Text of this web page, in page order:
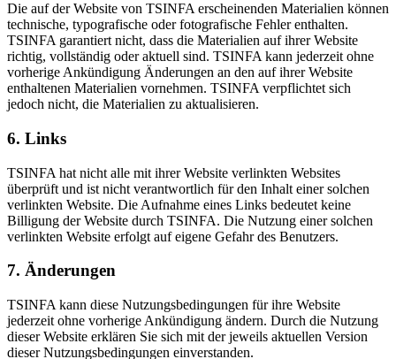
Die auf der Website von TSINFA erscheinenden Materialien können
technische, typografische oder fotografische Fehler enthalten.
TSINFA garantiert nicht, dass die Materialien auf ihrer Website
richtig, vollständig oder aktuell sind. TSINFA kann jederzeit ohne
vorherige Ankündigung Änderungen an den auf ihrer Website
enthaltenen Materialien vornehmen. TSINFA verpflichtet sich
jedoch nicht, die Materialien zu aktualisieren.
6. Links
TSINFA hat nicht alle mit ihrer Website verlinkten Websites
überprüft und ist nicht verantwortlich für den Inhalt einer solchen
verlinkten Website. Die Aufnahme eines Links bedeutet keine
Billigung der Website durch TSINFA. Die Nutzung einer solchen
verlinkten Website erfolgt auf eigene Gefahr des Benutzers.
7. Änderungen
TSINFA kann diese Nutzungsbedingungen für ihre Website
jederzeit ohne vorherige Ankündigung ändern. Durch die Nutzung
dieser Website erklären Sie sich mit der jeweils aktuellen Version
dieser Nutzungsbedingungen einverstanden.